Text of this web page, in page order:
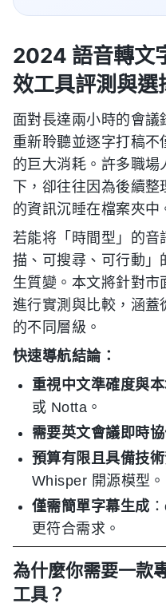
2024 語音轉文
效工具評測與選
面對長達兩小時的會議
重新聆聽並逐字打稿不
的巨大消耗。許多職
下，卻往往因為後續
的資訊沉睡在檔案夾中
若能将「時間型」的音
描、可搜尋、可行動」
生質變。本文將針對
進行實測與比較，涵
的不同層級。
快速導航結論：
重視中文準確度與
或 Notta。
需要英文會議即時
預算有限且具備技
Whisper 開源模型。
僅需簡單字幕生成
更符合需求。
為什麼你需要一款
工具？